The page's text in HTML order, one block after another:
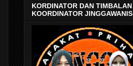
KORDINATOR DAN TIMBALAN
KOORDINATOR JINGGAWANIS